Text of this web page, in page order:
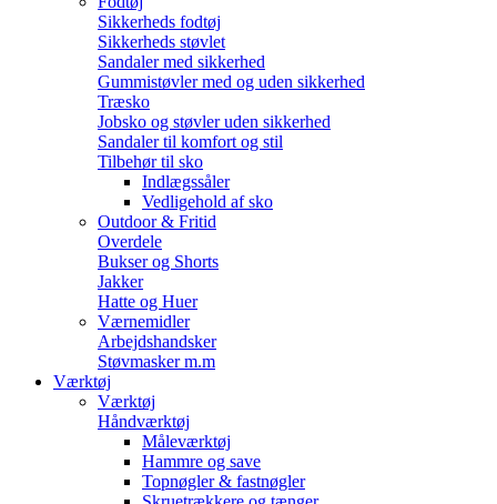
Sikkerheds fodtøj
Sikkerheds støvlet
Sandaler med sikkerhed
Gummistøvler med og uden sikkerhed
Træsko
Jobsko og støvler uden sikkerhed
Sandaler til komfort og stil
Tilbehør til sko
Indlægssåler
Vedligehold af sko
Outdoor & Fritid
Overdele
Bukser og Shorts
Jakker
Hatte og Huer
Værnemidler
Arbejdshandsker
Støvmasker m.m
Værktøj
Værktøj
Håndværktøj
Måleværktøj
Hammre og save
Topnøgler & fastnøgler